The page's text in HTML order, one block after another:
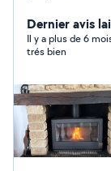
Dernier avis
Il y a plus de 6
trés bien